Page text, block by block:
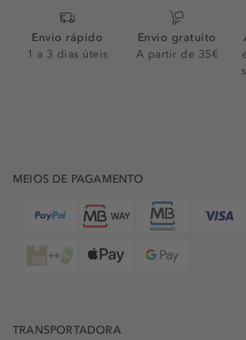
Envio rápido
1 a 3 dias úteis
Envio gratuito
A partir de 35€
MEIOS DE PAGAMENTO
TRANSPORTADORA